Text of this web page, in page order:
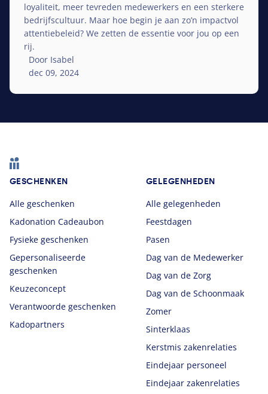
loyaliteit, meer tevreden medewerkers en een sterkere
bedrijfscultuur. Maar hoe begin je aan zo’n impactvol
attentiebeleid? We zetten de essentie voor jou op een
rij.
Door Isabel
dec 09, 2024
Footer
GESCHENKEN
Alle geschenken
Kadonation Cadeaubon
Fysieke geschenken
Gepersonaliseerde
geschenken
Keuzeconcept
Verantwoorde geschenken
Kadopartners
GELEGENHEDEN
Alle gelegenheden
Feestdagen
Pasen
Dag van de Medewerker
Dag van de Zorg
Dag van de Schoonmaak
Zomer
Sinterklaas
Kerstmis zakenrelaties
Eindejaar personeel
Eindejaar zakenrelaties